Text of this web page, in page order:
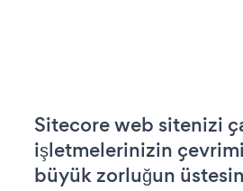
Sitecore web sitenizi
işletmelerinizin
büyük zorluğun